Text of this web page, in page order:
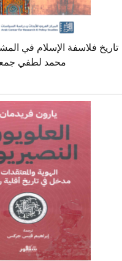
تاريخ فلاسفة الإسلام في
محمد لطفي